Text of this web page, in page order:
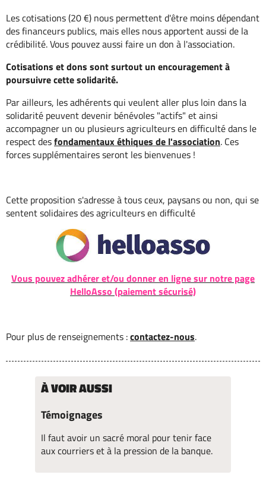
Les cotisations (20 €) nous permettent d'être moins dépendant
des financeurs publics, mais elles nous apportent aussi de la
crédibilité. Vous pouvez aussi faire un don à l'association.
Cotisations et dons sont surtout un encouragement à
poursuivre cette solidarité.
Par ailleurs, les adhérents qui veulent aller plus loin dans la
solidarité peuvent devenir bénévoles "actifs" et ainsi
accompagner un ou plusieurs agriculteurs en difficulté dans le
respect desfondamentaux éthiques de l'association. Ces
forces supplémentaires seront les bienvenues !
Cette proposition s'adresse à tous ceux, paysans ou non, qui se
sentent solidaires des agriculteurs en difficulté
Vous pouvez adhérer et/ou donner en ligne sur notre page
HelloAsso (paiement sécurisé)
Pour plus de renseignements :contactez-nous.
À VOIR AUSSI
Témoignages
Il faut avoir un sacré moral pour tenir face
aux courriers et à la pression de la banque.